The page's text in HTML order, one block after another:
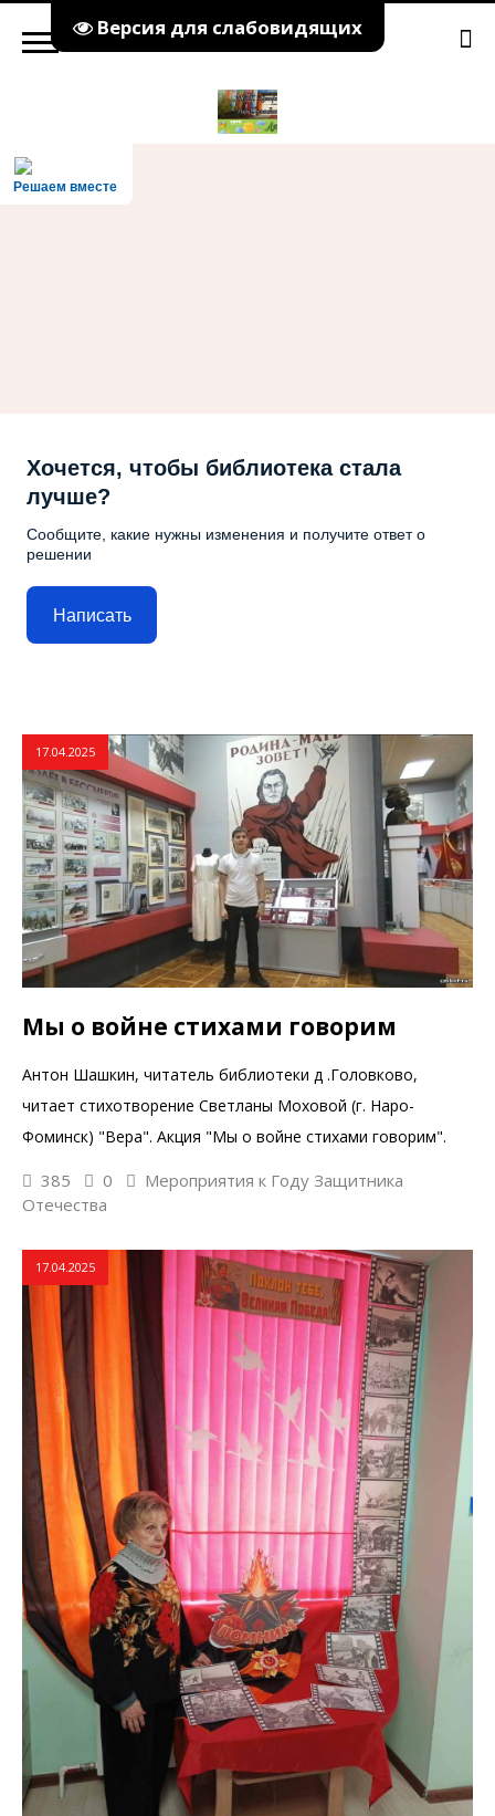
Версия для слабовидящих
Решаем вместе
Хочется, чтобы библиотека стала
лучше?
Сообщите, какие нужны изменения и получите ответ о
решении
Написать
17.04.2025
Мы о войне стихами говорим
Антон Шашкин, читатель библиотеки д .Головково,
читает стихотворение Светланы Моховой (г. Наро-
Фоминск) "Вера". Акция "Мы о войне стихами говорим".
385 0
Мероприятия к Году Защитника
Отечества
17.04.2025